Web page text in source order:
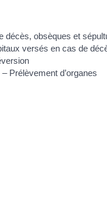
décès, obsèques et
versés en cas de
Prélèvement d’organes